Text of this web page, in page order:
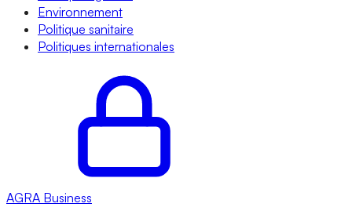
Environnement
Politique sanitaire
Politiques internationales
AGRA Business